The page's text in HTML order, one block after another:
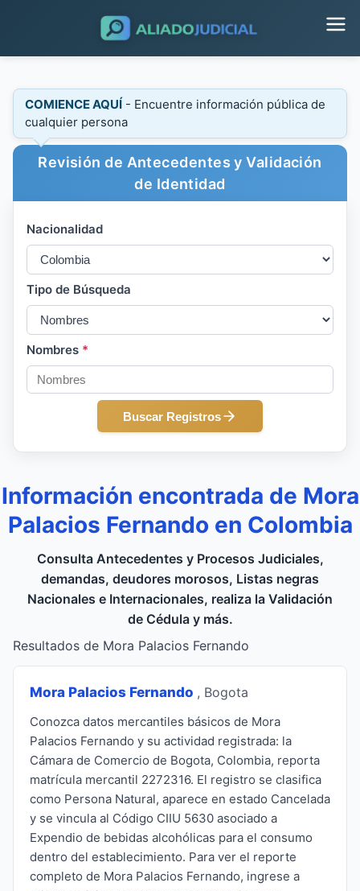
COMIENCE AQUÍ - Encuentre información pública de
cualquier persona
Revisión de Antecedentes y Validación
de Identidad
Nacionalidad
Tipo de Búsqueda
Nombres *
Buscar Registros
Información encontrada de Mora
Palacios Fernando en Colombia
Consulta Antecedentes y Procesos Judiciales,
demandas, deudores morosos, Listas negras
Nacionales e Internacionales, realiza la Validación
de Cédula y más.
Resultados de Mora Palacios Fernando
Mora Palacios Fernando , Bogota
Conozca datos mercantiles básicos de Mora
Palacios Fernando y su actividad registrada: la
Cámara de Comercio de Bogota, Colombia, reporta
matrícula mercantil 2272316. El registro se clasifica
como Persona Natural, aparece en estado Cancelada
y se vincula al Código CIIU 5630 asociado a
Expendio de bebidas alcohólicas para el consumo
dentro del establecimiento. Para ver el reporte
completo de Mora Palacios Fernando, ingrese a